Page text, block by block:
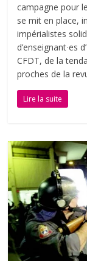
campagne pour
se mit en place,
impérialistes
d’enseignant∙es
CFDT, de la
proches de la
Lire la suite